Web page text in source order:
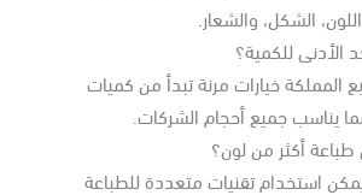
الشكل، والشعار.
للكمية؟
خيارات مرنة تبدأ من كميات
جميع أحجام الشركات.
أكثر من لون؟
استخدام تقنيات متعددة للطباعة